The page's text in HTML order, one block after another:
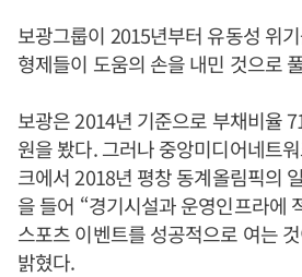
보광그룹이 2015년부터 유동성 위
형제들이 도움의 손을 내민 것으로
보광은 2014년 기준으로 부채비율
원을 봤다. 그러나 중앙미디어네트
크에서 2018년 평창 동계올림픽의
을 들어 “경기시설과 운영인프라에
스포츠 이벤트를 성공적으로 여는
밝혔다.